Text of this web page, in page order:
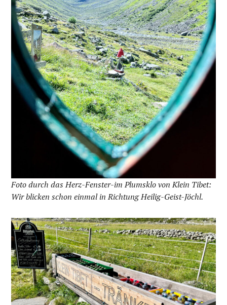
Foto durch das Herz-Fenster-im Plumsklo von Klein Tibet:
Wir blicken schon einmal in Richtung Heilig-Geist-Jöchl.